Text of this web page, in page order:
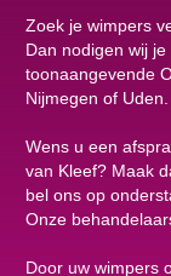
Zoek je wimpers
Dan nodigen wij
toonaangevende
Nijmegen of Uden.
Wens u een
van Kleef? Maak
bel ons op
Onze
Door uw wimpers